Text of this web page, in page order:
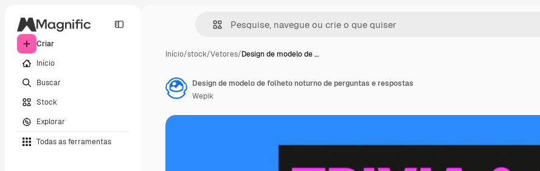
Criar
Início
Buscar
Stock
Explorar
Todas as ferramentas
Início/stock/Vetores/Design de modelo de …
Design de modelo de folheto noturno de perguntas e respostas
Wepik